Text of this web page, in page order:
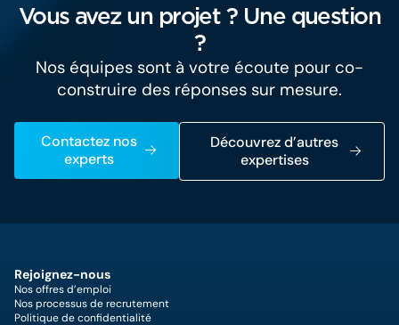
Vous avez un projet ? Une question
?
Nos équipes sont à votre écoute pour co-
construire des réponses sur mesure.
Contactez nos
experts
Découvrez d’autres
expertises
Rejoignez-nous
Nos offres d’emploi
Nos processus de recrutement
Politique de confidentialité